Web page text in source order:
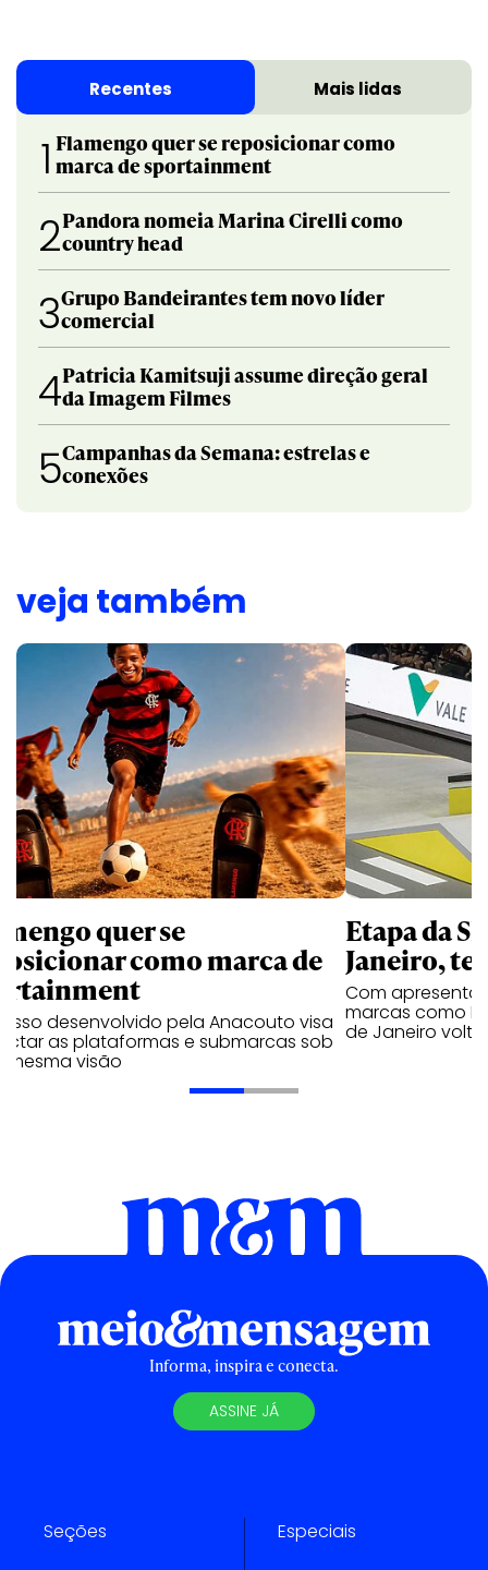
Recentes Mais lidas
1 Flamengo quer se reposicionar como
marca de sportainment
2Pandora nomeia Marina Cirelli como
country head
3Grupo Bandeirantes tem novo líder
comercial
4Patricia Kamitsuji assume direção geral
da Imagem Filmes
5Campanhas da Semana: estrelas e
conexões
veja também
quer se
como marca de
desenvolvido pela Anacouto visa
as plataformas e submarcas sob
mesma visão
Etapa da
Janeiro,
Com
marcas como
de Janeiro
Informa, inspira e conecta.
ASSINE JÁ
Seções Especiais